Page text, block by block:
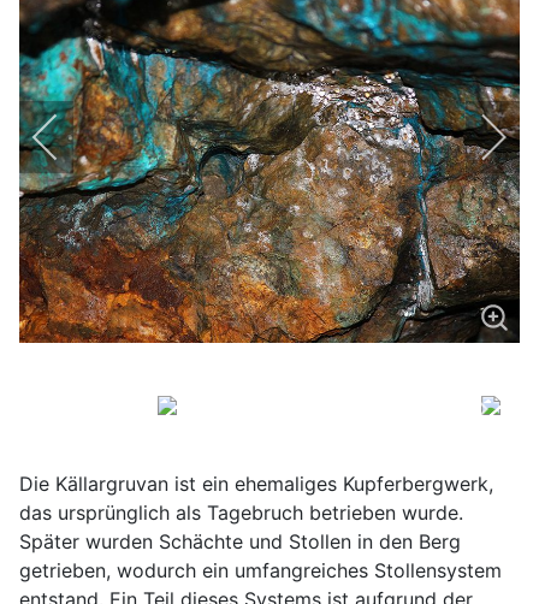
Die Källargruvan ist ein ehemaliges Kupferbergwerk,
das ursprünglich als Tagebruch betrieben wurde.
Später wurden Schächte und Stollen in den Berg
getrieben, wodurch ein umfangreiches Stollensystem